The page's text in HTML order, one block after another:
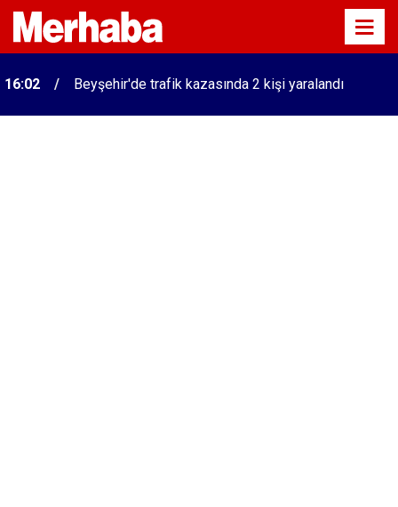
16:02 Beyşehir'de trafik kazasında 2 kişi yaralandı